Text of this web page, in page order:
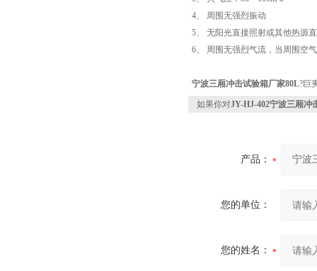
4、 周围无强烈振动
5、 无阳光直接照射或其他热源
6、 周围无强烈气流，当周围空
宁波三厢冲击试验箱厂家80L?巨
如果你对JY-HJ-402宁波三厢冲
产品：
您的单位：
您的姓名：